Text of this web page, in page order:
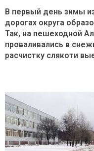
В первый день зимы
дорогах округа
Так, на пешеходной
проваливались в
расчистку слякоти